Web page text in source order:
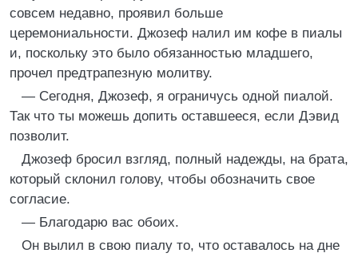
совсем недавно, проявил больше
церемониальности. Джозеф налил им кофе в пиалы
и, поскольку это было обязанностью младшего,
прочел предтрапезную молитву.
— Сегодня, Джозеф, я ограничусь одной пиалой.
Так что ты можешь допить оставшееся, если Дэвид
позволит.
Джозеф бросил взгляд, полный надежды, на брата,
который склонил голову, чтобы обозначить свое
согласие.
— Благодарю вас обоих.
Он вылил в свою пиалу то, что оставалось на дне